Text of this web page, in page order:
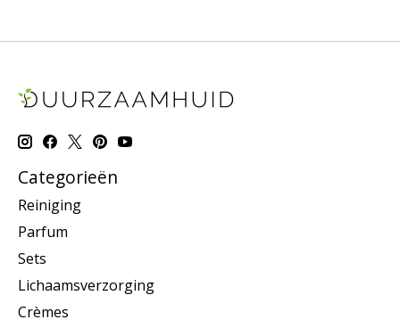
Categorieën
Reiniging
Parfum
Sets
Lichaamsverzorging
Crèmes